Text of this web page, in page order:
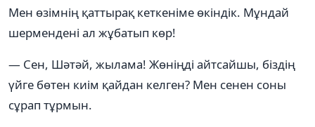
Мен өзімнің қаттырақ кеткеніме өкіндік. Мұндай
шермендені ал жұбатып көр!
— Сен, Шәтәй, жылама! Жөніңді айтсайшы, біздің
үйге бөтен киім қайдан келген? Мен сенен соны
сұрап тұрмын.